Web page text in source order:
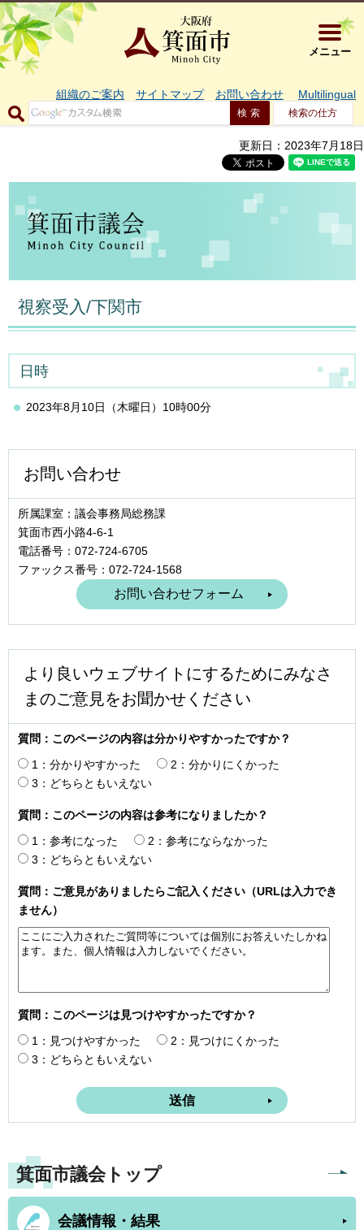
大阪府箕
メニュー
組織のご案内 サイトマップ お問い合わせ Multilingual
検索の仕方
更新日：2023年7月18日
視察受入/下関市
日時
2023年8月10日（木曜日）10時00分
お問い合わせ
所属課室：議会事務局総務課
箕面市西小路4‐6‐1
電話番号：072-724-6705
ファックス番号：072-724-1568
より良いウェブサイトにするためにみなさ
まのご意見をお聞かせください
質問：このページの内容は分かりやすかったですか？
1：分かりやすかった
2：分かりにくかった
3：どちらともいえない
質問：このページの内容は参考になりましたか？
1：参考になった
2：参考にならなかった
3：どちらともいえない
質問：ご意見がありましたらご記入ください（URLは入力でき
ません）
質問：このページは見つけやすかったですか？
1：見つけやすかった
2：見つけにくかった
3：どちらともいえない
箕面市議会トップ
会議情報・結果